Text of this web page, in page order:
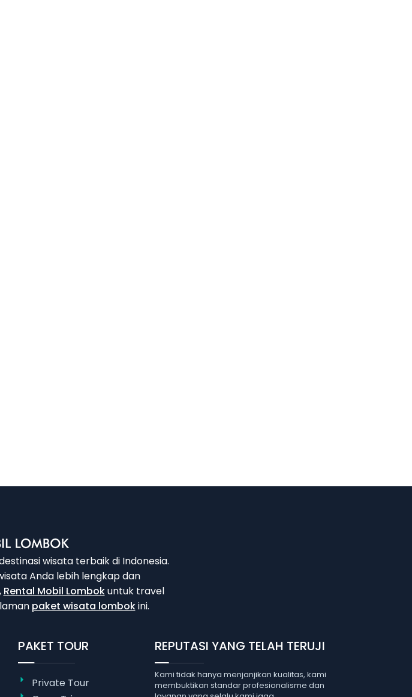
wisata terbaik di Indonesia.
Anda lebih lengkap dan
Rental Mobil Lombokuntuk travel
paket wisata lombokini.
PAKET TOUR
Private Tour
REPUTASI YANG TELAH TERUJI
Kami tidak hanya menjanjikan kualitas, kami
membuktikan standar profesionalisme dan